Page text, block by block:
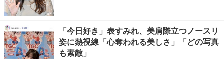
「今日好き」表すみれ、美肩際立つノースリ
姿に熱視線「心奪われる美しさ」「どの写真
も素敵」